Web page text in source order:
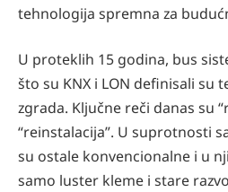
tehnologija spremna za
U proteklih 15 godina, bus
što su KNX i LON definisali su
zgrada. Ključne reči danas su
“reinstalacija”. U suprotnosti
su ostale konvencionalne i u
samo luster kleme i stare